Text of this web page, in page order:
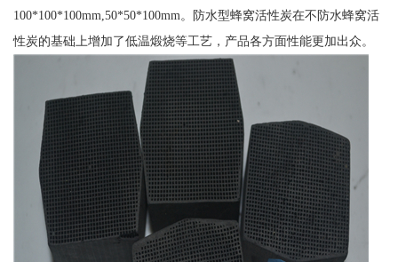
100*100*100mm,50*50*100mm。防水型蜂窝活性炭在不防水蜂窝活
性炭的基础上增加了低温煅烧等工艺，产品各方面性能更加出众。